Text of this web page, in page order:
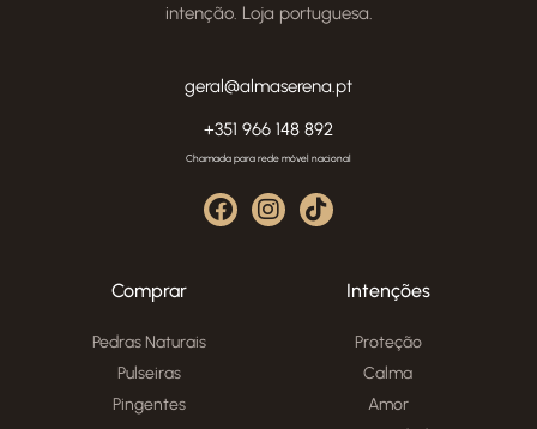
intenção. Loja portuguesa.
geral@almaserena.pt
+351 966 148 892
Chamada para rede móvel nacional
Comprar
Pedras Naturais
Pulseiras
Pingentes
Intenções
Proteção
Calma
Amor